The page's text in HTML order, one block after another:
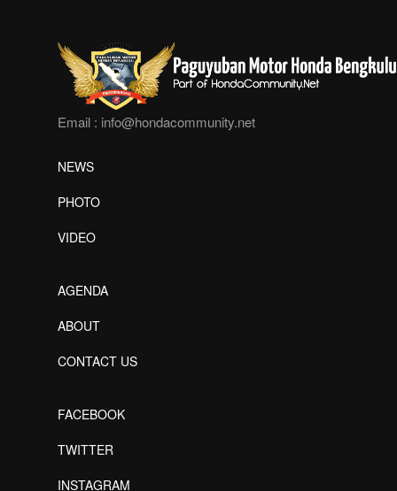
Email : info@hondacommunity.net
NEWS
PHOTO
VIDEO
AGENDA
ABOUT
CONTACT US
FACEBOOK
TWITTER
INSTAGRAM